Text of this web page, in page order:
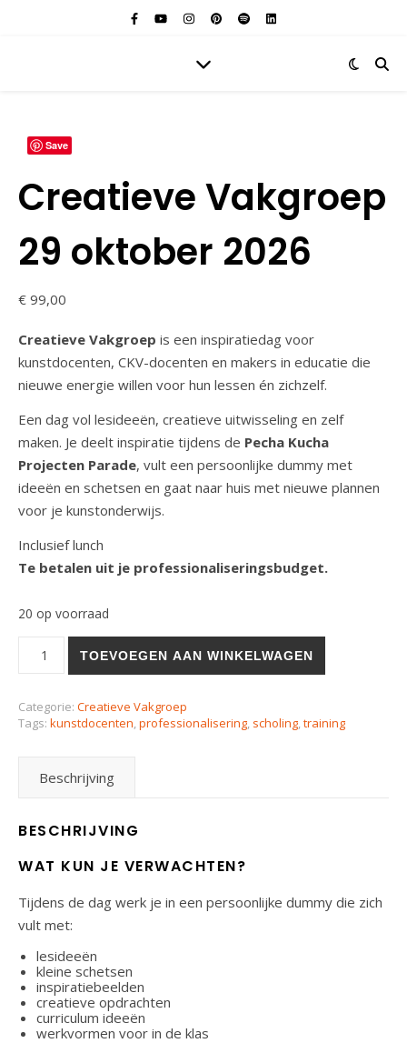
Save
Creatieve Vakgroep
29 oktober 2026
€ 99,00
Creatieve Vakgroep is een inspiratiedag voor
kunstdocenten, CKV-docenten en makers in educatie die
nieuwe energie willen voor hun lessen én zichzelf.
Een dag vol lesideeën, creatieve uitwisseling en zelf
maken. Je deelt inspiratie tijdens de Pecha Kucha
Projecten Parade, vult een persoonlijke dummy met
ideeën en schetsen en gaat naar huis met nieuwe plannen
voor je kunstonderwijs.
Inclusief lunch
Te betalen uit je professionaliseringsbudget.
20 op voorraad
TOEVOEGEN AAN WINKELWAGEN
Categorie: Creatieve Vakgroep
Tags: kunstdocenten,professionalisering, scholing,training
Beschrijving
BESCHRIJVING
WAT KUN JE VERWACHTEN?
Tijdens de dag werk je in een persoonlijke dummy die zich
vult met:
lesideeën
kleine schetsen
inspiratiebeelden
creatieve opdrachten
curriculum ideeën
werkvormen voor in de klas